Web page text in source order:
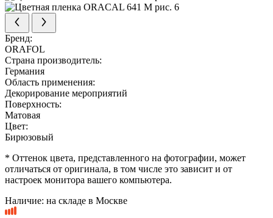
Бренд:
ORAFOL
Страна производитель:
Германия
Область применения:
Декорирование мероприятий
Поверхность:
Матовая
Цвет:
Бирюзовый
* Оттенок цвета, представленного на фотографии, может
отличаться от оригинала, в том числе это зависит и от
настроек монитора вашего компьютера.
Наличие: на складе в Москве